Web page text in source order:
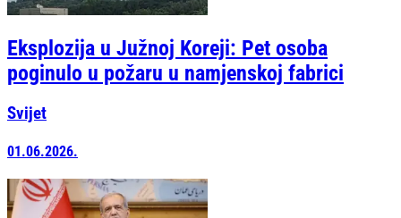
Eksplozija u Južnoj Koreji: Pet osoba
poginulo u požaru u namjenskoj fabrici
Svijet
01.06.2026.